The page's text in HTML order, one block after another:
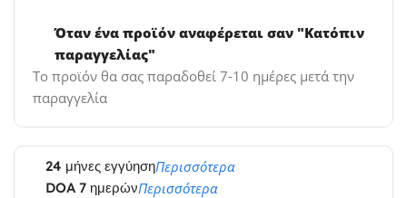
Όταν ένα προϊόν αναφέρεται σαν "Κατόπιν
παραγγελίας"
Το προϊόν θα σας παραδοθεί 7-10 ημέρες μετά την
παραγγελία
24 μήνες εγγύησηΠερισσότερα
DOA 7 ημερώνΠερισσότερα